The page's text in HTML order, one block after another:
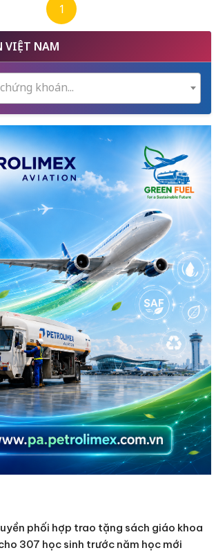
1
VIỆT NAM
khoán...
phối hợp trao tặng sách giáo khoa
307 học sinh trước năm học mới